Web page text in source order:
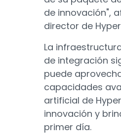
de innovación",
director de
La
de integración
puede
capacidades
artificial de
innovación y
primer día.